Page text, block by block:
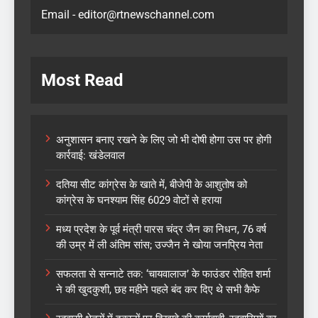
Email - editor@rtnewschannel.com
Most Read
अनुशासन बनाए रखने के लिए जो भी दोषी होगा उस पर होगी
कार्रवाई: खंडेलवाल
दतिया सीट कांग्रेस के खाते में, बीजेपी के आशुतोष को
कांग्रेस के घनश्याम सिंह 6029 वोटों से हराया
मध्य प्रदेश के पूर्व मंत्री पारस चंद्र जैन का निधन, 76 वर्ष
की उम्र में ली अंतिम सांस; उज्जैन ने खोया जनप्रिय नेता
सफलता से सन्नाटे तक: ‘चायवालाज’ के फाउंडर रोहित शर्मा
ने की खुदकुशी, छह महीने पहले बंद कर दिए थे सभी कैफे